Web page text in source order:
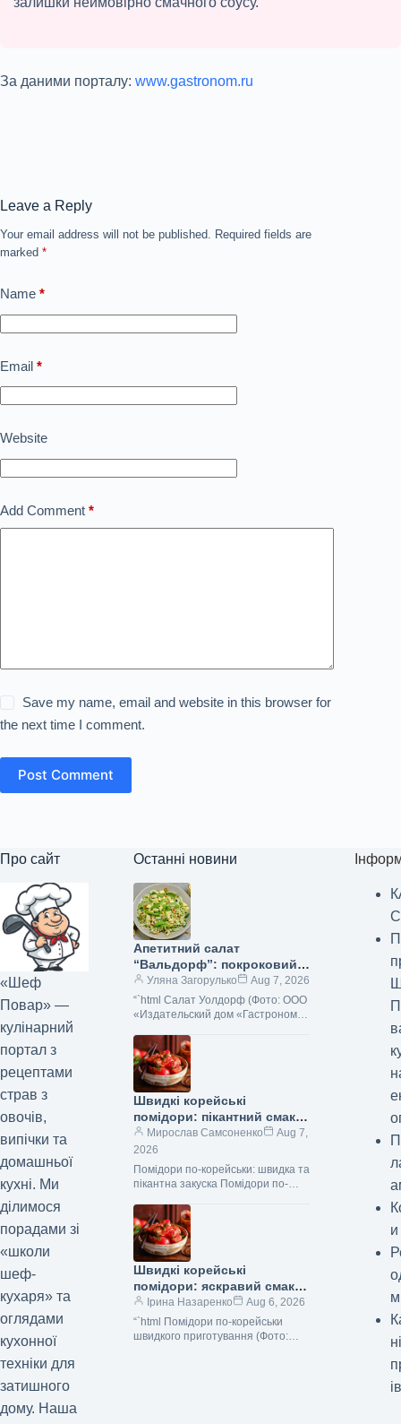
За даними порталу: www.gastronom.ru
Leave a Reply
Your email address will not be published. Required fields are
marked *
Name *
Email *
Website
Add Comment *
Save my name, email and website in this browser for
the next time I comment.
Post Comment
Про сайт
«Шеф
Повар» —
кулінарний
портал з
рецептами
страв з
овочів,
випічки та
домашньої
кухні. Ми
ділимося
порадами зі
«школи
шеф-
кухаря» та
оглядами
кухонної
техніки для
затишного
дому. Наша
Останні новини
Апетитний салат
“Вальдорф”: покроковий
рецепт з фото
Уляна Загорулько
Aug 7, 2026
“`html Салат Уолдорф (Фото: ООО
«Издательский дом «Гастроном»)
салат — справжня знахідка для
тих, хто цінує свіжість,…
Швидкі корейські
помідори: пікантний смак
за кілька хвилин,
покроковий рецепт з фото
Мирослав Самсоненко
Aug 7,
2026
Помідори по-корейськи: швидка та
пікантна закуска Помідори по-
gastronom.ru) Помідори по-
корейськи – це приголомшлива
закуска, яка точно сподобається…
Швидкі корейські
помідори: яскравий смак
за хвилини, покроковий
рецепт з фото
Ірина Назаренко
Aug 6, 2026
“`html Помідори по-корейськи
швидкого приготування (Фото:
и
м
ів